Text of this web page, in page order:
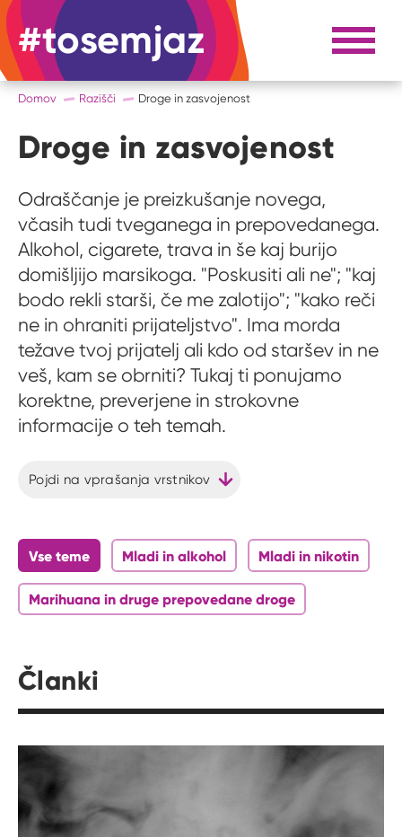
#tosemjaz #to sem jaz Razpri
Domov Razišči Droge in zasvojenost
Droge in zasvojenost
Odraščanje je preizkušanje novega,
včasih tudi tveganega in prepovedanega.
Alkohol, cigarete, trava in še kaj burijo
domišljijo marsikoga. "Poskusiti ali ne"; "kaj
bodo rekli starši, če me zalotijo"; "kako reči
ne in ohraniti prijateljstvo". Ima morda
težave tvoj prijatelj ali kdo od staršev in ne
veš, kam se obrniti? Tukaj ti ponujamo
korektne, preverjene in strokovne
informacije o teh temah.
Pojdi na vprašanja vrstnikov
Vse teme Mladi in alkohol Mladi in nikotin
Marihuana in druge prepovedane droge
Članki